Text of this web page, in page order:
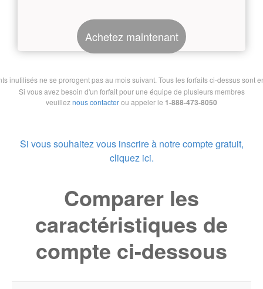
Achetez maintenant
inutilisés ne se prorogent pas au mois suivant. Tous les forfaits ci-dessus sont
Si vous avez besoin d'un forfait pour une équipe de plusieurs membres
veuilleznous contacterou appeler le 1-888-473-8050
Si vous souhaitez vous inscrire à notre compte gratuit,
cliquez ici.
Comparer les
caractéristiques de
compte ci-dessous